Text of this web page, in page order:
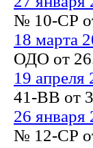
№ 10-СР
18 марта
ОДО от
19 апреля
41-ВВ от
26 января
№ 12-СР